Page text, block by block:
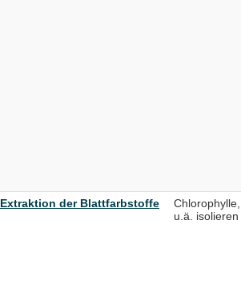
Extraktion der Blattfarbstoffe
u.ä. isolieren